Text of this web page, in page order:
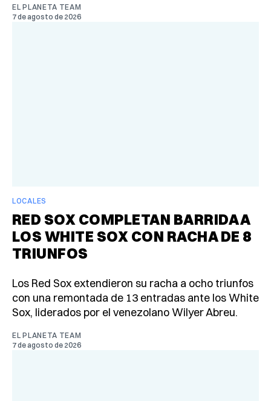
EL PLANETA TEAM
7 de agosto de 2026
LOCALES
RED SOX COMPLETAN BARRIDA A
LOS WHITE SOX CON RACHA DE 8
TRIUNFOS
Los Red Sox extendieron su racha a ocho triunfos
con una remontada de 13 entradas ante los White
Sox, liderados por el venezolano Wilyer Abreu.
EL PLANETA TEAM
7 de agosto de 2026